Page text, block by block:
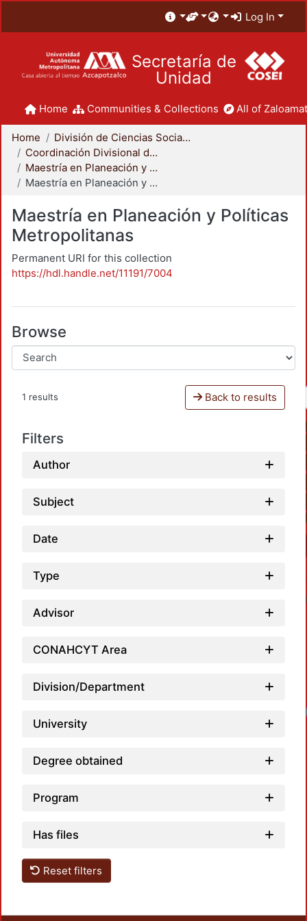
Log In
Secretaría de
Unidad
Home Communities & Collections All of
Home
División de Ciencias Sociales y Humanidades
Coordinación Divisional de Posgrado
Maestría en Planeación y Políticas Metropolitanas
Maestría en Planeación y Políticas Metropolitanas
Maestría en Planeación y Políticas
Metropolitanas
Permanent URI for this collection
https://hdl.handle.net/11191/7004
Browse
1 results Back to results
Filters
Author
Subject
Date
Type
Advisor
CONAHCYT Area
Division/Department
University
Degree obtained
Program
Has files
Reset filters